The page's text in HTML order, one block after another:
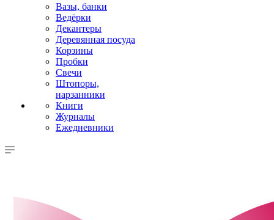
Вазы, банки
Ведёрки
Декантеры
Деревянная посуда
Корзины
Пробки
Свечи
Штопоры,
нарзанники
Книги
Журналы
Ежедневники